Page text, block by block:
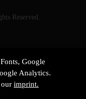
Reserved.
Google
Analytics.
ourimprint.